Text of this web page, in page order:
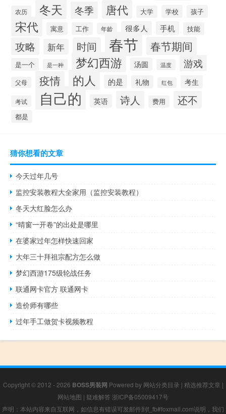
农历 冬天 冬季 唐代 大学 学校 孩子
宋代 寓意 工作 年龄 很多人 手机 技能
攻略 新年 时间 春节 春节期间
是一个 是一种 梦幻西游 汤圆 温度 游戏
父母 疫情 的人 的是 礼物 红包 考生
考试 自己的 英语 诗人 费用 还不
都是
猜你想看的文章
今天过年几号
监控安装教程大全家用（监控安装教程）
冬天大红脸怎么办
“晴窗一开卷”的出处是哪里
在婆家过年怎样快速回家
大年三十拜祖宗配方怎么做
梦幻西游175级轮战任务
联通网卡官方 联通网卡
造价师有哪些
过年手工做贺卡视频教程
Copyright © 2012 - 2026 BOSS男装网 Powered by 网站分类目录 | 精选推荐文章 |
网站地图 | 疑难解答 浙ICP备05009417号
声明：本站内容来自互联网，如信息有错误可发邮件到f_fb#foxmail.com说明，我们